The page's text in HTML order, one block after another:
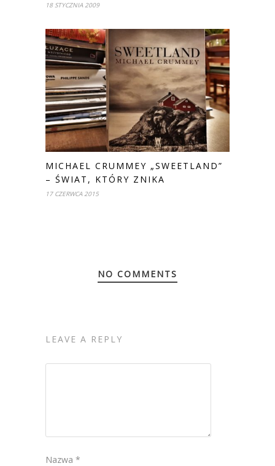
18 STYCZNIA 2009
MICHAEL CRUMMEY „SWEETLAND”
– ŚWIAT, KTÓRY ZNIKA
17 CZERWCA 2015
NO COMMENTS
LEAVE A REPLY
Nazwa *